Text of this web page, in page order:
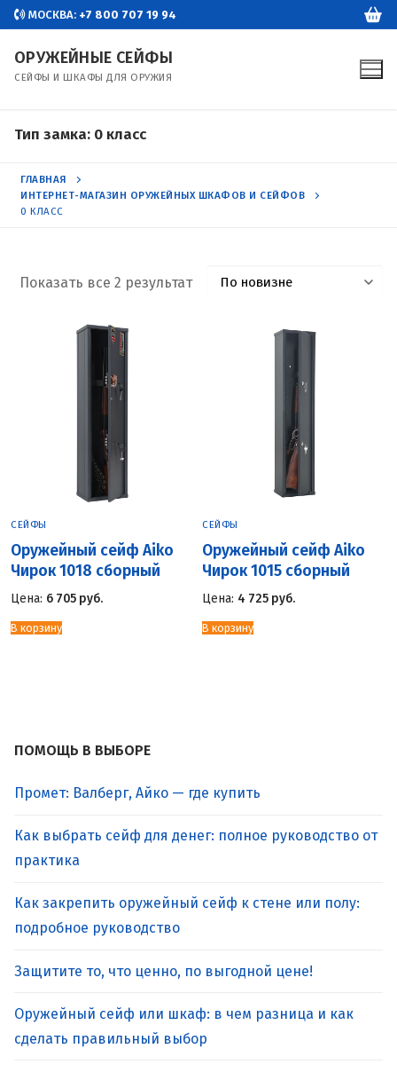
Перейти
содержимому
МОСКВА: +7 800 707 19 94
ОРУЖЕЙНЫЕ СЕЙФЫ
СЕЙФЫ И ШКАФЫ ДЛЯ ОРУЖИЯ
Тип замка: 0 класс
ГЛАВНАЯ
ИНТЕРНЕТ-МАГАЗИН ОРУЖЕЙНЫХ ШКАФОВ И СЕЙФОВ
0 КЛАСС
Показать все 2 результат
Сортировка:
СЕЙФЫ
Оружейный сейф Aiko
Чирок 1018 сборный
Цена: 6 705 руб.
В корзину
СЕЙФЫ
Оружейный сейф Aiko
Чирок 1015 сборный
Цена: 4 725 руб.
В корзину
ПОМОЩЬ В ВЫБОРЕ
Промет: Валберг, Айко — где купить
Как выбрать сейф для денег: полное руководство от
практика
Как закрепить оружейный сейф к стене или полу:
подробное руководство
Защитите то, что ценно, по выгодной цене!
Оружейный сейф или шкаф: в чем разница и как
сделать правильный выбор